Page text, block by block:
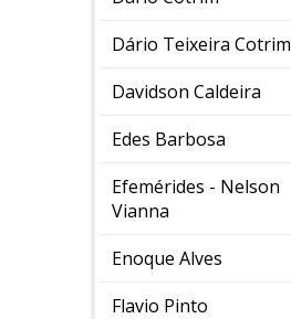
Dário Teixeira Cotrim
Davidson Caldeira
Edes Barbosa
Efemérides - Nelson
Vianna
Enoque Alves
Flavio Pinto